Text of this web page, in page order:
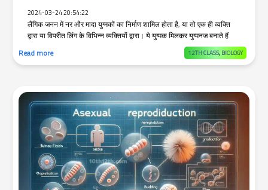
2024-03-24 20:54:22
लैंगिक जनन में नर और मादा युग्मकों का निर्माण शामिल होता है, या तो एक ही व्यक्ति
द्वारा या विपरीत लिंग के विभिन्न व्यक्तियों द्वारा। ये युग्मक मिलकर युग्मनज बनाते हैं
Read more
12TH CLASS, BIOLOGY